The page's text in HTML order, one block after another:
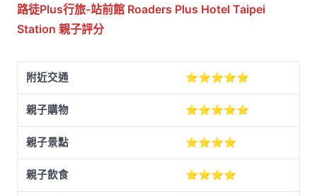
路徒Plus行旅-站前館 Roaders Plus Hotel Taipei
Station 親子評分
附近交通 ⭐⭐⭐⭐⭐
親子購物 ⭐⭐⭐⭐⭐
親子景點 ⭐⭐⭐⭐
親子飲食 ⭐⭐⭐⭐